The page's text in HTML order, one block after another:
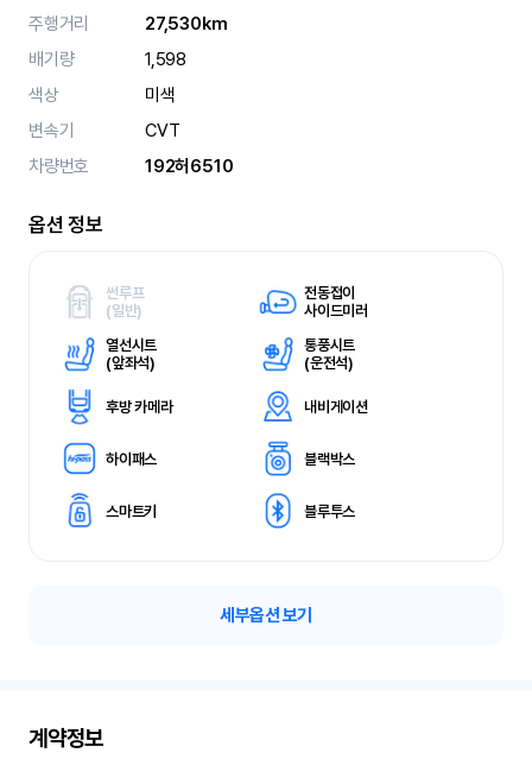
주행거리
27,530km
배기량
1,598
색상
미색
변속기
CVT
차량번호
192허6510
옵션 정보
썬루프
(일반)
전동접이
사이드미러
열선시트
(앞좌석)
통풍시트
(운전석)
후방 카메라 내비게이션
하이패스 블랙박스
스마트키 블루투스
세부옵션 보기
계약정보